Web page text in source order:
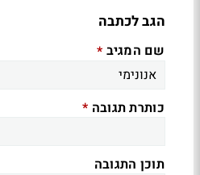
הגב לכתבה
שם המגיב *
כותרת תגובה *
תוכן התגובה